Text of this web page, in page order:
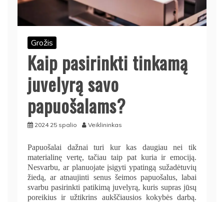
Grožis
Kaip pasirinkti tinkamą
juvelyrą savo
papuošalams?
2024 25 spalio Veiklininkas
Papuošalai dažnai turi kur kas daugiau nei tik
materialinę vertę, tačiau taip pat kuria ir emociją.
Nesvarbu, ar planuojate įsigyti ypatingą sužadėtuvių
žiedą, ar atnaujinti senus šeimos papuošalus, labai
svarbu pasirinkti patikimą juvelyrą, kuris supras jūsų
poreikius ir užtikrins aukščiausios kokybės darbą.